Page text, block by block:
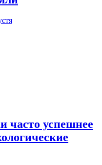
часто успешнее